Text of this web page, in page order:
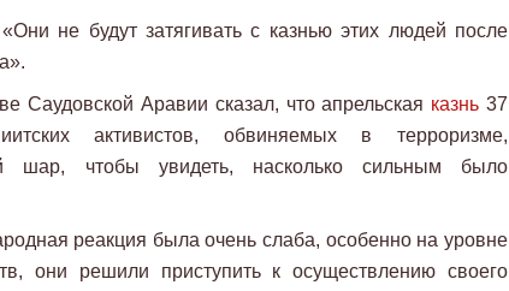
не будут затягивать с казнью этих людей после
Саудовской Аравии сказал, что апрельская казнь 37
активистов, обвиняемых в терроризме,
шар, чтобы увидеть, насколько сильным было
реакция была очень слаба, особенно на уровне
они решили приступить к осуществлению своего